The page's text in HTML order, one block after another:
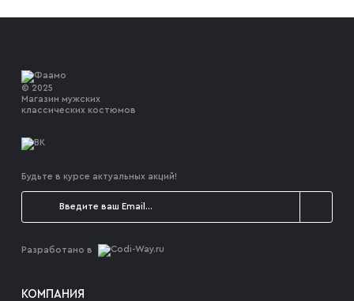
© 2025
Магазин мужских
классических костюмов
Будьте в курсе актуальных акций!
Разработано в
КОМПАНИЯ